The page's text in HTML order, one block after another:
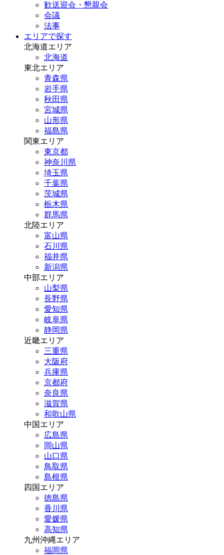
歓送迎会・懇親会
会議
法事
エリアで探す
北海道エリア
北海道
東北エリア
青森県
岩手県
秋田県
宮城県
山形県
福島県
関東エリア
東京都
神奈川県
埼玉県
千葉県
茨城県
栃木県
群馬県
北陸エリア
富山県
石川県
福井県
新潟県
中部エリア
山梨県
長野県
愛知県
岐阜県
静岡県
近畿エリア
三重県
大阪府
兵庫県
京都府
奈良県
滋賀県
和歌山県
中国エリア
広島県
岡山県
山口県
鳥取県
島根県
四国エリア
徳島県
香川県
愛媛県
高知県
九州沖縄エリア
福岡県